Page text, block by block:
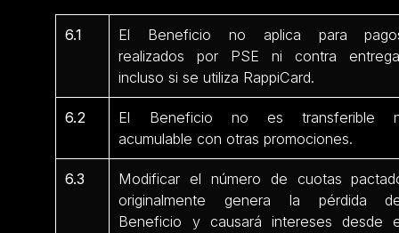
6.1
El Beneficio no aplica para
realizados por PSE ni contra
incluso si se utiliza RappiCard.
6.2
El Beneficio no es transferible
acumulable con otras promociones.
6.3
Modificar el número de cuotas
originalmente genera la pérdida
Beneficio y causará intereses desde